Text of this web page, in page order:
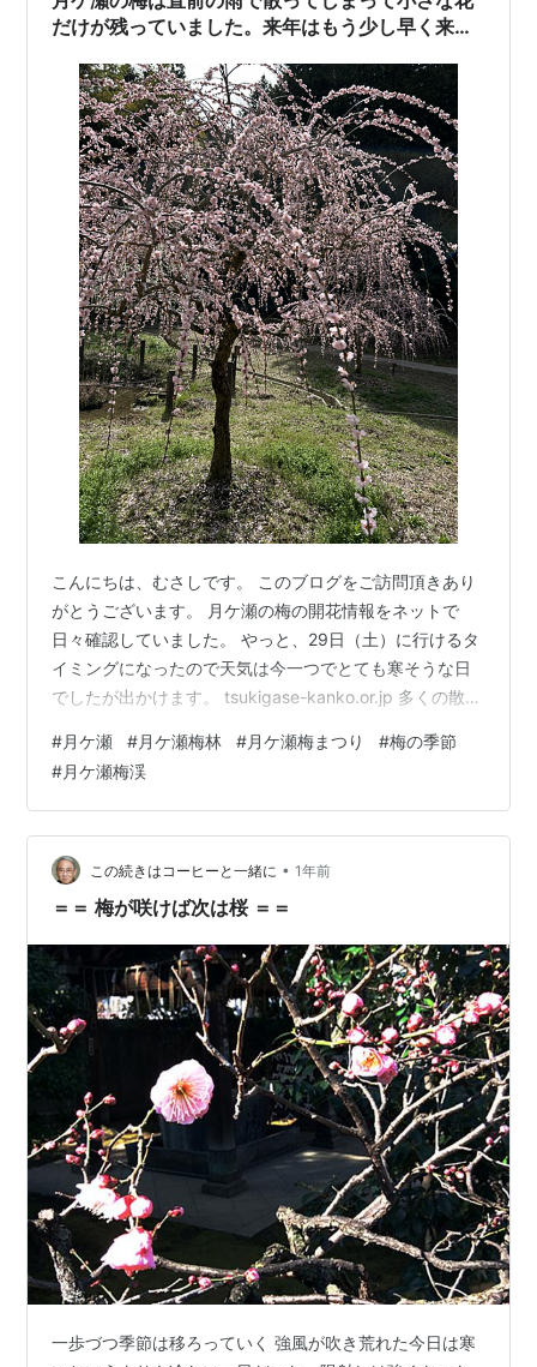
らつきがありますが…
だけが残っていました。来年はもう少し早く来よ
こんにちは、むさしです。 このブログをご訪問頂きあり
がとうございます。 月ケ瀬の梅の開花情報をネットで
日々確認していました。 やっと、29日（土）に行けるタ
イミングになったので天気は今一つでとても寒そうな日
でしたが出かけます。 tsukigase-kanko.or.jp 多くの散策
しまったそうです。 「一目八景」からのいつもの景色が
こんな残念なものになりました。 ちなみに去年2024年3
月8日の写真はこれです ↓ 但し、公園奥の一番遅くに咲
いた梅は色も綺麗で数本だけが見頃でした。 ランキング
参加中はてなブログ【シニア部門】 ランキング参加中…
#月ケ瀬 #月ケ瀬梅林 #月ケ瀬梅まつり #梅の季節
#月ケ瀬梅渓
この続きはコーヒーと一緒に • 1年前
＝＝ 梅が咲けば次は桜 ＝＝
一歩づつ季節は移ろっていく 強風が吹き荒れた今日は寒